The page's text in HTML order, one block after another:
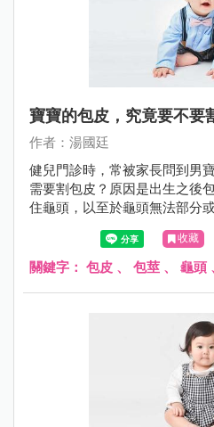
寶寶的包皮，究竟要不要
作者：湯國廷
健兒門診時，常被家長問到男
需要割包皮？原因是出生之後
住龜頭，以至於龜頭無法部分或
收藏
關鍵字： 包皮 、 包莖 、 龜頭